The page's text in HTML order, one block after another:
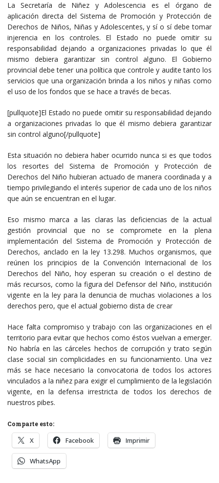
La Secretaría de Niñez y Adolescencia es el órgano de
aplicación directa del Sistema de Promoción y Protección de
Derechos de Niños, Niñas y Adolescentes, y sí o sí debe tomar
injerencia en los controles. El Estado no puede omitir su
responsabilidad dejando a organizaciones privadas lo que él
mismo debiera garantizar sin control alguno. El Gobierno
provincial debe tener una política que controle y audite tanto los
servicios que una organización brinda a los niños y niñas como
el uso de los fondos que se hace a través de becas.
[pullquote]El Estado no puede omitir su responsabilidad dejando
a organizaciones privadas lo que él mismo debiera garantizar
sin control alguno[/pullquote]
Esta situación no debiera haber ocurrido nunca si es que todos
los resortes del Sistema de Promoción y Protección de
Derechos del Niño hubieran actuado de manera coordinada y a
tiempo privilegiando el interés superior de cada uno de los niños
que aún se encuentran en el lugar.
Eso mismo marca a las claras las deficiencias de la actual
gestión provincial que no se compromete en la plena
implementación del Sistema de Promoción y Protección de
Derechos, anclado en la ley 13.298. Muchos organismos, que
reúnen los principios de la Convención Internacional de los
Derechos del Niño, hoy esperan su creación o el destino de
más recursos, como la figura del Defensor del Niño, institución
vigente en la ley para la denuncia de muchas violaciones a los
derechos pero, que el actual gobierno dista de crear
Hace falta compromiso y trabajo con las organizaciones en el
territorio para evitar que hechos como éstos vuelvan a emerger.
No habría en las cárceles hechos de corrupción y trato según
clase social sin complicidades en su funcionamiento. Una vez
más se hace necesario la convocatoria de todos los actores
vinculados a la niñez para exigir el cumplimiento de la legislación
vigente, en la defensa irrestricta de todos los derechos de
nuestros pibes.
Comparte esto:
X Facebook Imprimir
WhatsApp